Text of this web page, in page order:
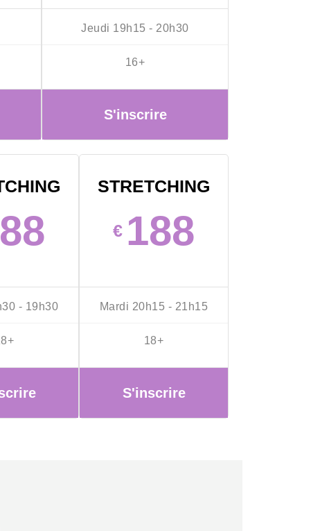
Jeudi 19h15 - 20h30
16+
S'inscrire
- 19h30
STRETCHING
€ 188
Mardi 20h15 - 21h15
18+
S'inscrire